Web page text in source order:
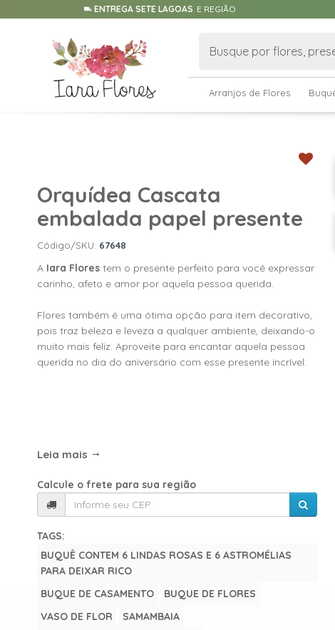
ENTREGA SETE LAGOAS E REGIÃO
Arranjos de Flores
Orquídea Cascata
embalada papel presente
Código/SKU: 67648
A Iara Flores tem o presente perfeito para você expressar
carinho, afeto e amor por aquela pessoa querida.
Flores também é uma ótima opção para item decorativo,
pois traz beleza e leveza a qualquer ambiente, deixando-o
muito mais feliz. Aproveite para encantar aquela pessoa
querida no dia do aniversário com esse presente incrível.
Leia mais
Calcule o frete para sua região
TAGS:
BUQUÊ CONTEM 6 LINDAS ROSAS E 6 ASTROMÉLIAS
PARA DEIXAR RICO
BUQUE DE CASAMENTO
BUQUE DE FLORES
VASO DE FLOR
SAMAMBAIA